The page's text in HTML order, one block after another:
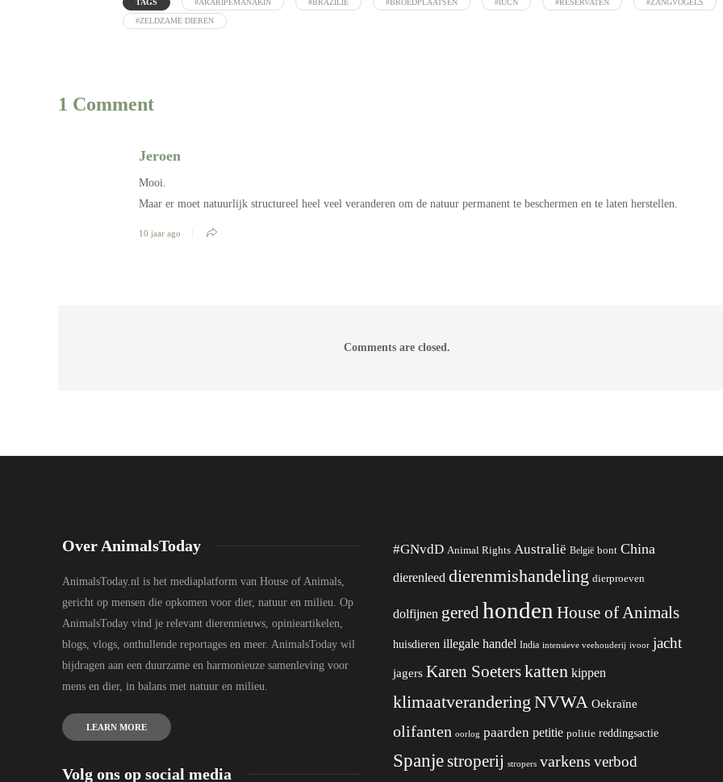
TAGS #ARARIPEMANAKIN #BRAZILIË #BROEDPLAATSEN #IUCN #RESERVATEN #ZANGVOGELS
#ZELDZAME DIEREN
1 Comment
Jeroen
Mooi.
Maar er moet natuurlijk structureel heel veel veranderen om de natuur permanent te beschermen en te laten herstellen.
10 jaar ago
Comments are closed.
Over AnimalsToday
AnimalsToday.nl is het mediaplatform van House of Animals,
gericht op mensen die opkomen voor dier, natuur en milieu. Op
AnimalsToday vind je relevant dierennieuws, opinieartikelen,
blogs, vlogs, onthullende reportages en meer. AnimalsToday wil
bijdragen aan een duurzame en harmonieuze samenleving voor
mens en dier, in balans met natuur en milieu.
LEARN MORE
Volg ons op social media
#GNvdD Animal Rights Australië België bont China
dierenleed dierenmishandeling dierproeven
dolfijnen geredhonden House of Animals
huisdieren illegale handel India intensieve veehouderij ivoor jacht
jagers Karen Soeterskatten kippen
klimaatverandering NVWA Oekraïne
olifanten oorlog paarden petitie politie reddingsactie
Spanjestroperij stropers varkens verbod